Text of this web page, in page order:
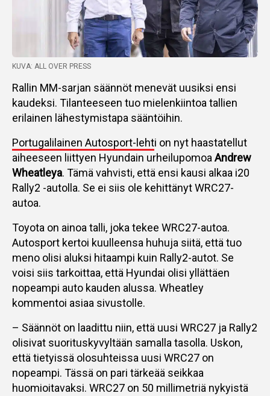
KUVA: ALL OVER PRESS
Rallin MM-sarjan säännöt menevät uusiksi ensi
kaudeksi. Tilanteeseen tuo mielenkiintoa tallien
erilainen lähestymistapa sääntöihin.
Portugalilainen Autosport-lehti on nyt haastatellut
aiheeseen liittyen Hyundain urheilupomoa Andrew
Wheatleya. Tämä vahvisti, että ensi kausi alkaa i20
Rally2 -autolla. Se ei siis ole kehittänyt WRC27-
autoa.
Toyota on ainoa talli, joka tekee WRC27-autoa.
Autosport kertoi kuulleensa huhuja siitä, että tuo
meno olisi aluksi hitaampi kuin Rally2-autot. Se
voisi siis tarkoittaa, että Hyundai olisi yllättäen
nopeampi auto kauden alussa. Wheatley
kommentoi asiaa sivustolle.
– Säännöt on laadittu niin, että uusi WRC27 ja Rally2
olisivat suorituskyvyltään samalla tasolla. Uskon,
että tietyissä olosuhteissa uusi WRC27 on
nopeampi. Tässä on pari tärkeää seikkaa
huomioitavaksi. WRC27 on 50 millimetriä nykyistä